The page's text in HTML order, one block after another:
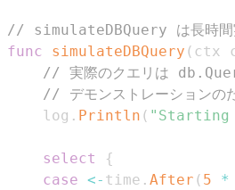
// simulateDBQuery は長時間実
func
simulateDBQuery ( ctx
// 実際のクエリは
// デモンストレーションの
	log
. Println ( "Starting
select
{
case <- time . After ( 5 *